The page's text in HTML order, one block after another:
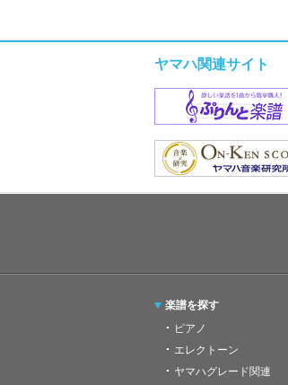
ヤマハ関連サイト
楽譜を探す
ピアノ
エレクトーン
ヤマハグレード関連